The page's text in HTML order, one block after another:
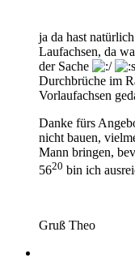
ja da hast
Laufachsen, da
der Sache
Durchbrüche im
Vorlaufachsen
Danke fürs
nicht bauen,
Mann bringen,
5620 bin ich
Gruß Theo